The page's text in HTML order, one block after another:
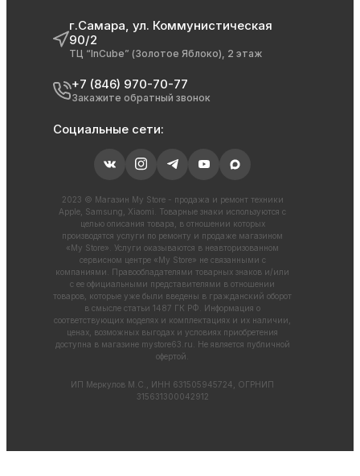
г.Самара, ул. Коммунистическая
90/2
ТЦ “InCube” (Золотое Яблоко), 2 этаж
+7 (846) 970-70-77
Закажите обратный звонок
Социальные сети:
2023 © Магазин My Store - продажа и ремонт техники
Apple, Samsung, Xiaomi. Товарные знаки используются с
целью описания товара, в отношении которых
производятся услуги по ремонту и продаже магазином
«My Store». Услуги оказываются в неавторизованном
сервисном центре «My Store» не связанными с
компаниями. Правообладателями товарных знаков и/или
с ее официальными представителями в отношении
товаров, которые уже были введены в гражданский оборот
в смысле статьи 1487 ГК РФ. Информация о
соответствующих моделях и комплектациях и их наличии,
ценах, возможных выгодах и условиях приобретения
доступна в магазине mystore63.ru . Не является публичной
офертой.
ИП Меркулов М.С., ИНН 631505945724, ОГРНИП
315631300042912